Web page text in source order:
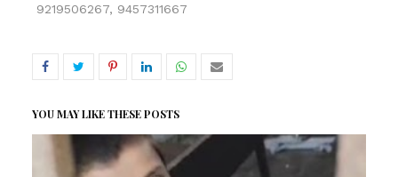
9219506267, 9457311667
YOU MAY LIKE THESE POSTS